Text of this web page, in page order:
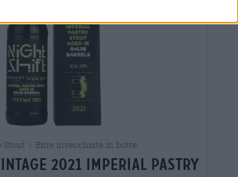
Stout | Birre invecchiate in botte
2021 imperial pastry